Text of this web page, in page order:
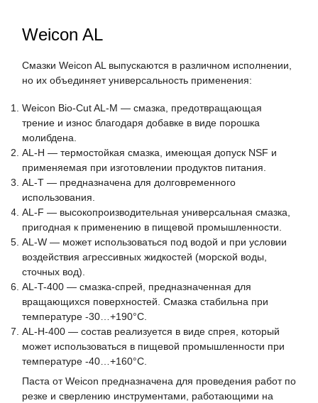
Weicon AL
Смазки Weicon AL выпускаются в различном исполнении,
но их объединяет универсальность применения:
Weicon Bio-Cut AL-M — смазка, предотвращающая
трение и износ благодаря добавке в виде порошка
молибдена.
AL-H — термостойкая смазка, имеющая допуск NSF и
применяемая при изготовлении продуктов питания.
AL-T — предназначена для долговременного
использования.
AL-F — высокопроизводительная универсальная смазка,
пригодная к применению в пищевой промышленности.
AL-W — может использоваться под водой и при условии
воздействия агрессивных жидкостей (морской воды,
сточных вод).
AL-T-400 — смазка-спрей, предназначенная для
вращающихся поверхностей. Смазка стабильна при
температуре -30…+190°С.
AL-Н-400 — состав реализуется в виде спрея, который
может использоваться в пищевой промышленности при
температуре -40…+160°С.
Паста от Weicon предназначена для проведения работ по
резке и сверлению инструментами, работающими на